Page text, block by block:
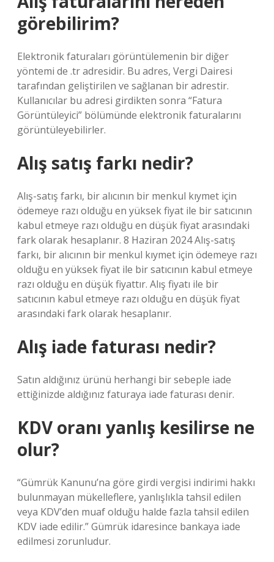
görebilirim?
Elektronik faturaları görüntülemenin bir diğer
yöntemi de .tr adresidir. Bu adres, Vergi Dairesi
tarafından geliştirilen ve sağlanan bir adrestir.
Kullanıcılar bu adresi girdikten sonra “Fatura
Görüntüleyici” bölümünde elektronik faturalarını
görüntüleyebilirler.
Alış satış farkı nedir?
Alış-satış farkı, bir alıcının bir menkul kıymet için
ödemeye razı olduğu en yüksek fiyat ile bir satıcının
kabul etmeye razı olduğu en düşük fiyat arasındaki
fark olarak hesaplanır. 8 Haziran 2024 Alış-satış
farkı, bir alıcının bir menkul kıymet için ödemeye razı
olduğu en yüksek fiyat ile bir satıcının kabul etmeye
razı olduğu en düşük fiyattır. Alış fiyatı ile bir
satıcının kabul etmeye razı olduğu en düşük fiyat
arasındaki fark olarak hesaplanır.
Alış iade faturası nedir?
Satın aldığınız ürünü herhangi bir sebeple iade
ettiğinizde aldığınız faturaya iade faturası denir.
KDV oranı yanlış kesilirse ne
olur?
“Gümrük Kanunu’na göre girdi vergisi indirimi hakkı
bulunmayan mükelleflere, yanlışlıkla tahsil edilen
veya KDV’den muaf olduğu halde fazla tahsil edilen
KDV iade edilir.” Gümrük idaresince bankaya iade
edilmesi zorunludur.